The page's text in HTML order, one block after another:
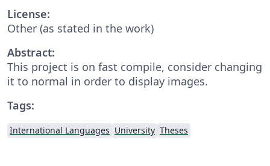
License:
Other (as stated in the work)
Abstract:
This project is on fast compile, consider changing
it to normal in order to display images.
Tags:
International Languages University Theses